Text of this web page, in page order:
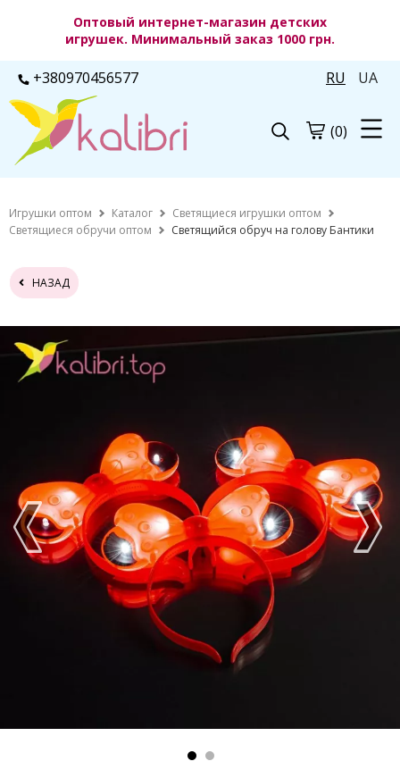
Оптовый интернет-магазин детских
игрушек. Минимальный заказ 1000 грн.
+380970456577 RU UA
(0)
Игрушки оптом Каталог
Светящиеся игрушки оптом
Светящиеся обручи оптом
Светящийся обруч на голову Бантики
НАЗАД